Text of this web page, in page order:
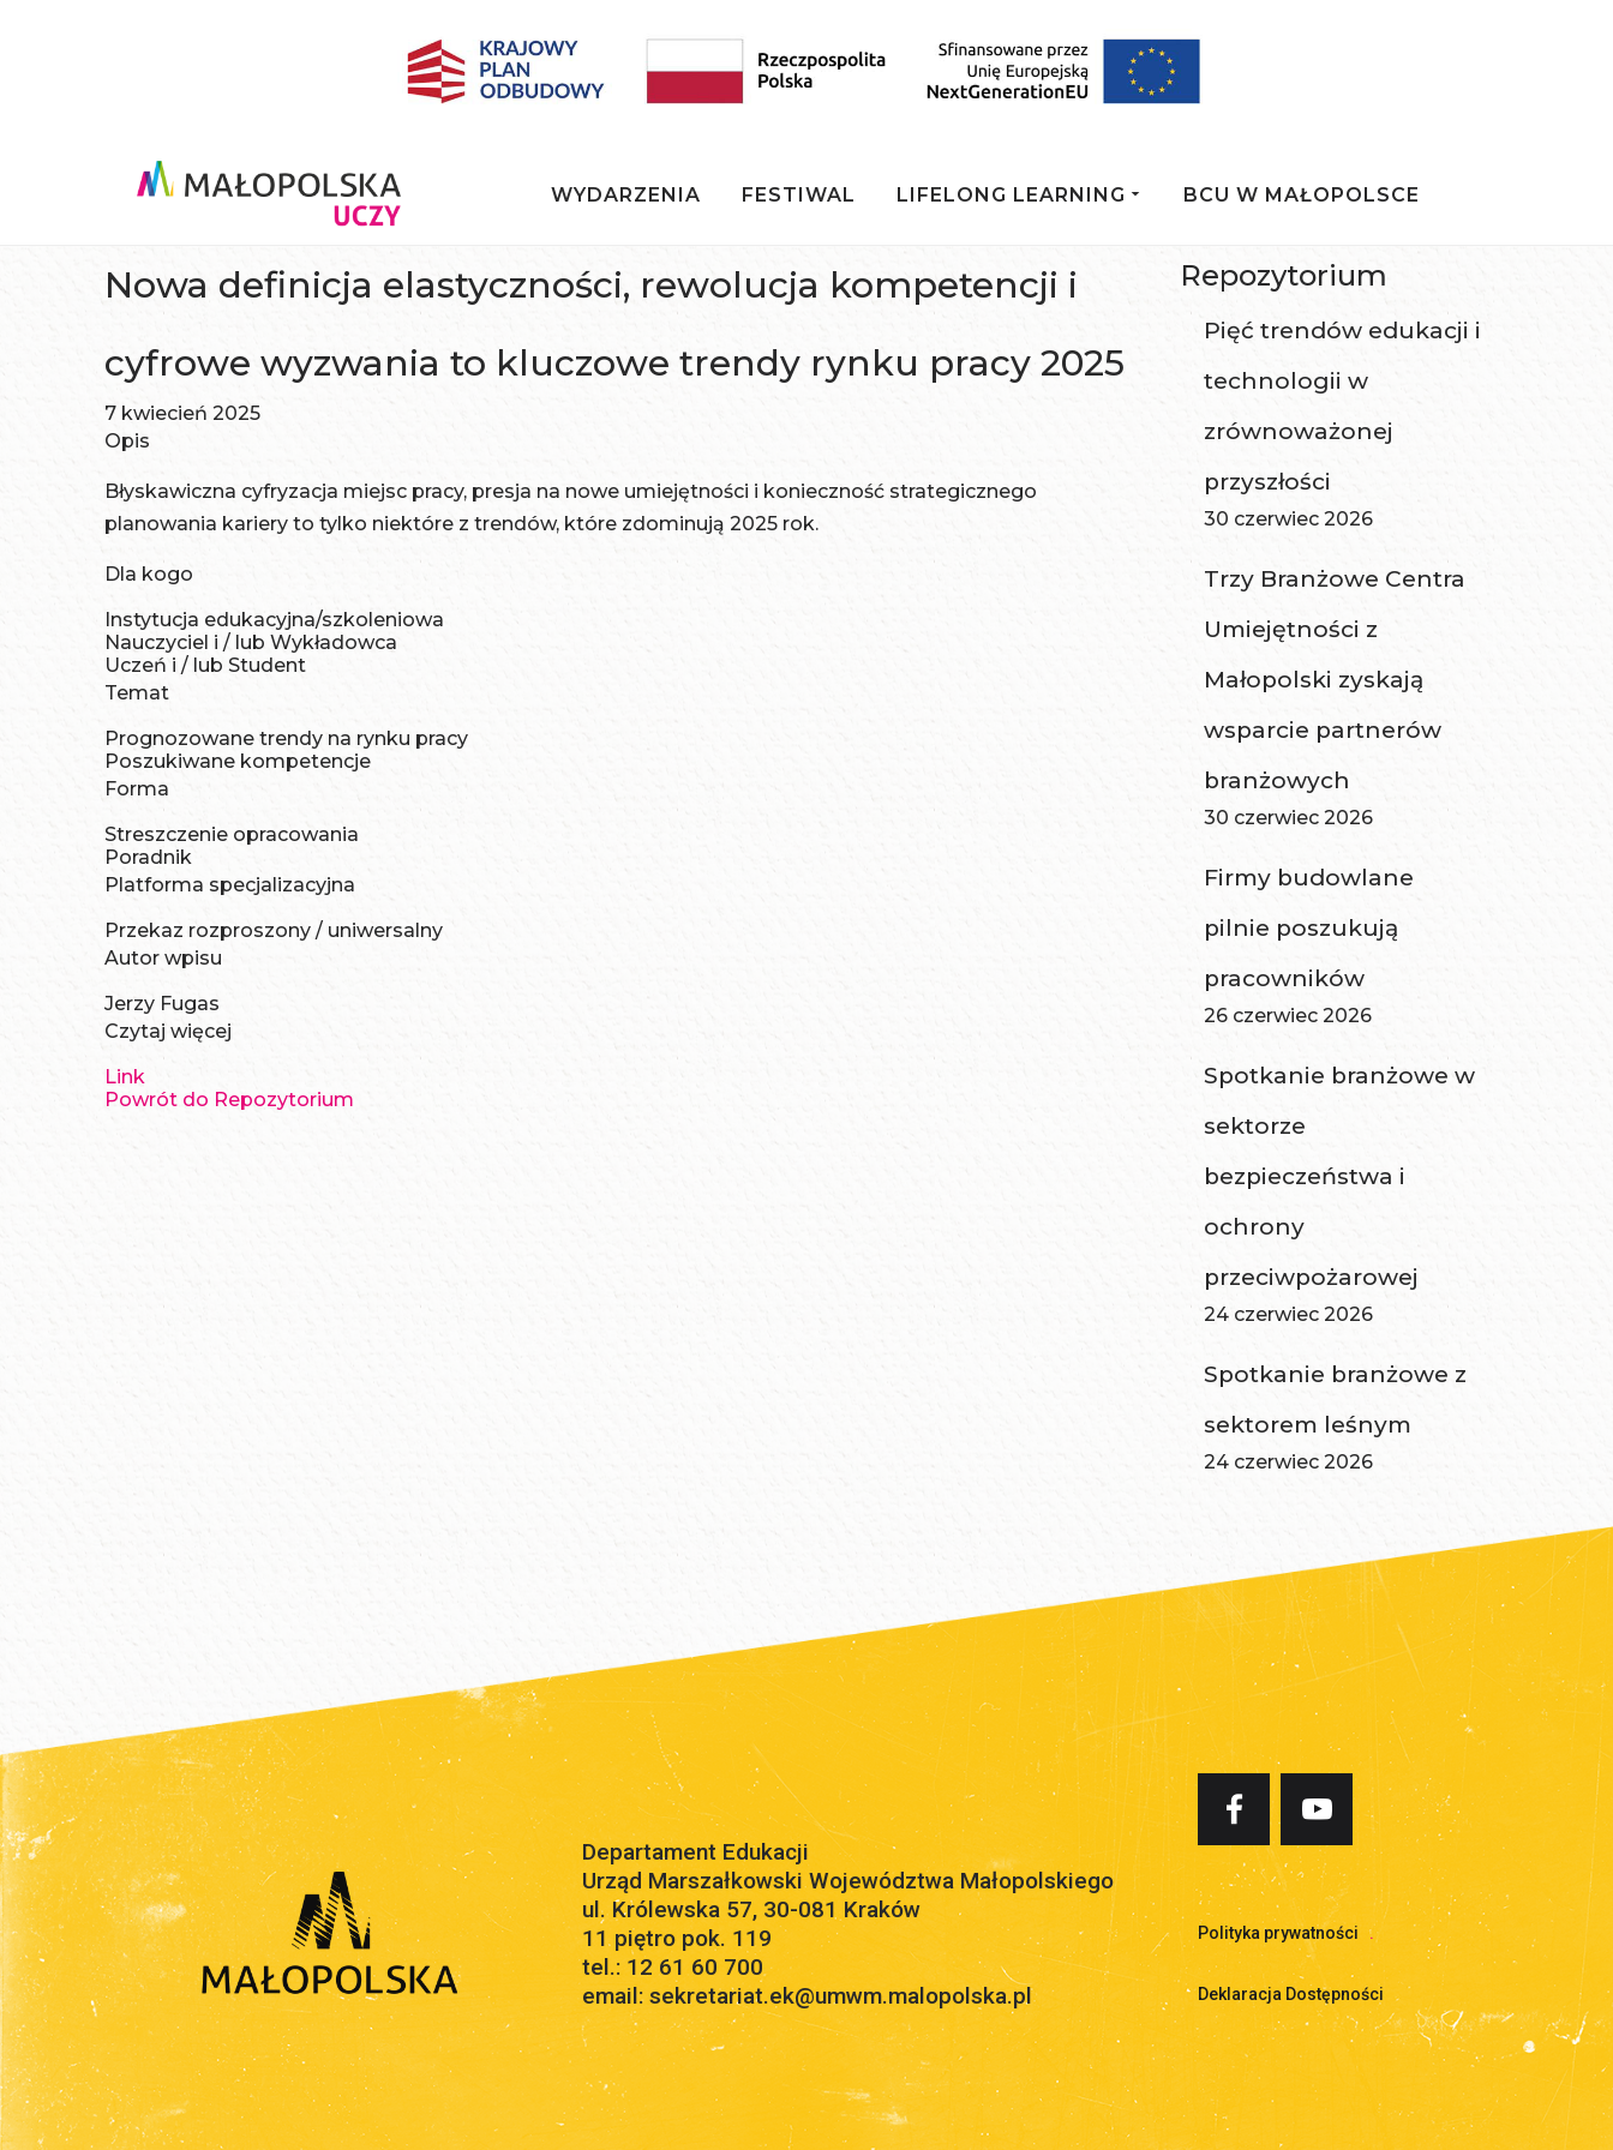
WYDARZENIA FESTIWAL LIFELONG LEARNING BCU W MAŁOPOLSCE
Nowa definicja elastyczności, rewolucja kompetencji i
cyfrowe wyzwania to kluczowe trendy rynku pracy 2025
7 kwiecień 2025
Opis
Błyskawiczna cyfryzacja miejsc pracy, presja na nowe umiejętności i konieczność strategicznego
planowania kariery to tylko niektóre z trendów, które zdominują 2025 rok.
Dla kogo
Instytucja edukacyjna/szkoleniowa
Nauczyciel i / lub Wykładowca
Uczeń i / lub Student
Temat
Prognozowane trendy na rynku pracy
Poszukiwane kompetencje
Forma
Streszczenie opracowania
Poradnik
Platforma specjalizacyjna
Przekaz rozproszony / uniwersalny
Autor wpisu
Jerzy Fugas
Czytaj więcej
Link
Powrót do Repozytorium
Repozytorium
Pięć trendów edukacji i
technologii w
zrównoważonej
przyszłości
30 czerwiec 2026
Trzy Branżowe Centra
Umiejętności z
Małopolski zyskają
wsparcie partnerów
branżowych
30 czerwiec 2026
Firmy budowlane
pilnie poszukują
pracowników
26 czerwiec 2026
Spotkanie branżowe w
sektorze
bezpieczeństwa i
ochrony
przeciwpożarowej
24 czerwiec 2026
Spotkanie branżowe z
sektorem leśnym
24 czerwiec 2026
Departament Edukacji
Urząd Marszałkowski Województwa Małopolskiego
ul. Królewska 57, 30-081 Kraków
11 piętro pok. 119
tel.: 12 61 60 700
email: sekretariat.ek@umwm.malopolska.pl
Polityka prywatności .
Deklaracja Dostępności